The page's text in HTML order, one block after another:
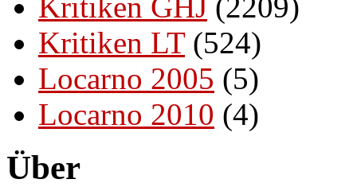
Kritiken LT(524)
Locarno 2005 (5)
Locarno 2010 (4)
Über